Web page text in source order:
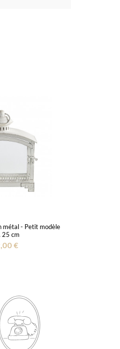
métal - Petit modèle
25 cm
€